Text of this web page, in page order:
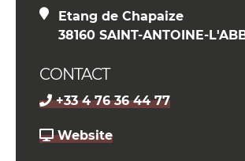
Etang de Chapaize
38160 SAINT-ANTOINE-
CONTACT
+33 4 76 36 44 77
Website